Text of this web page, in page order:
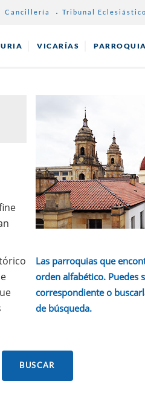
Cancillería Tribunal Eclesiástico
VICARÍAS
Las parroquias que
orden alfabético. Puedes
correspondiente o
de búsqueda.